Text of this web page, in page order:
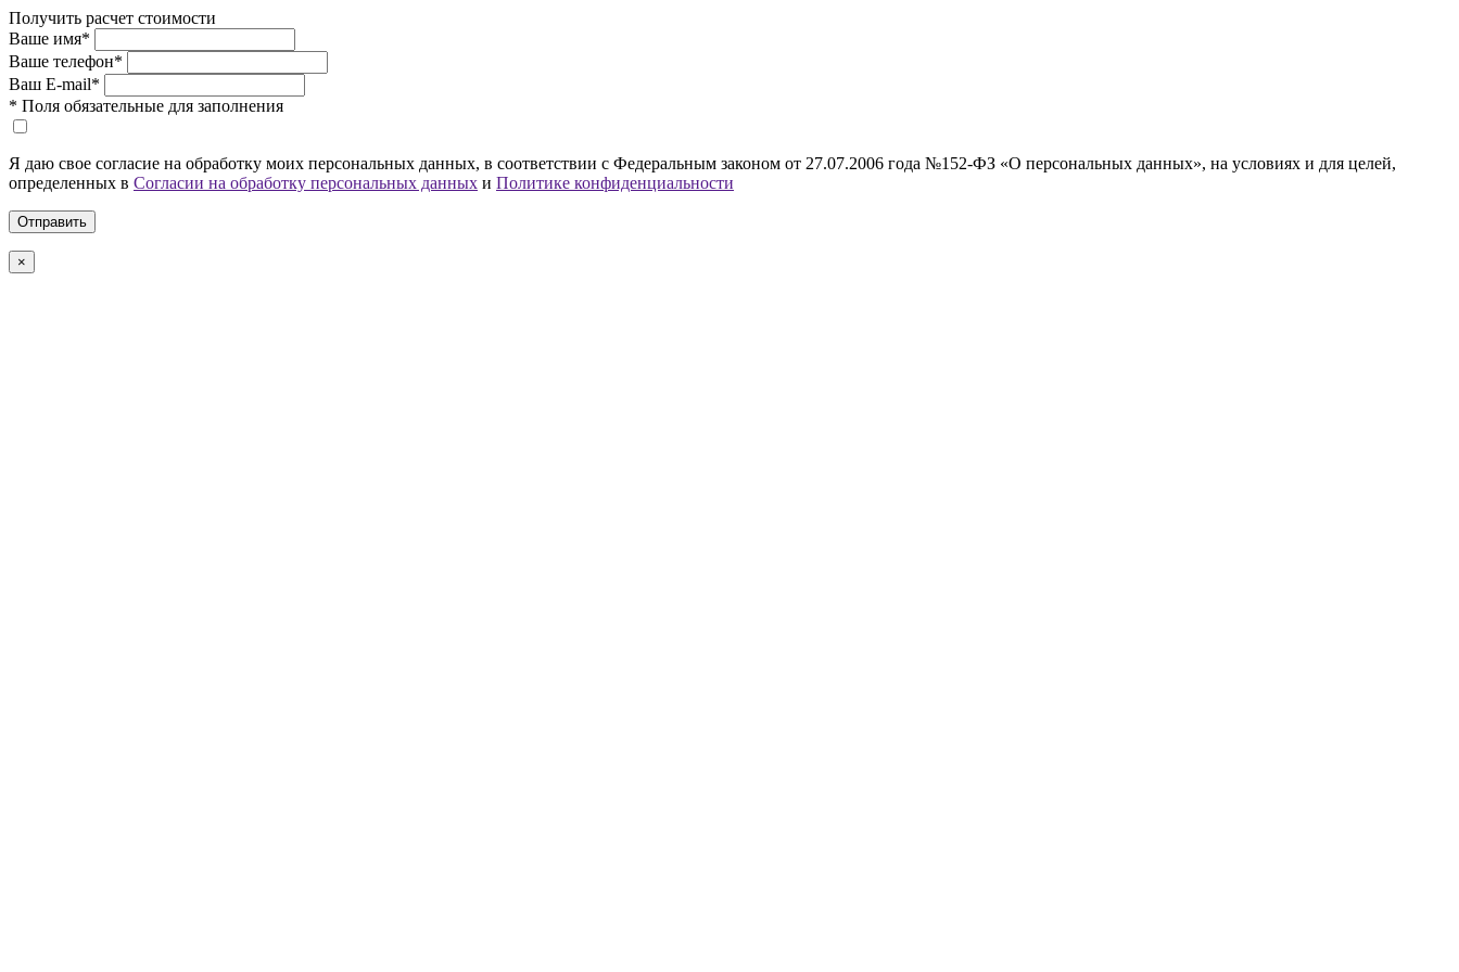
Получить расчет стоимости
Ваше имя*
Ваше телефон*
Ваш E-mail*
* Поля обязательные для заполнения
Я даю свое согласие на обработку моих персональных данных, в соответствии с Федеральным законом от 27.07.2006 года №152-ФЗ «О персональных данных», на условиях и для целей,
определенных в Согласии на обработку персональных данных и Политике конфиденциальности
×